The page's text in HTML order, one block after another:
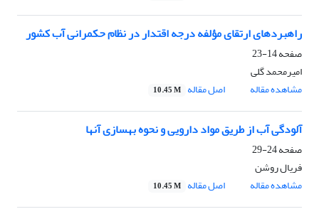
راهبردهای ارتقای مؤلفه‌ درجه اقتدار در نظام حکمرانی آب کشور
صفحه14-23
امیرمحمد گلی
مشاهده مقاله
اصل مقاله 10.45 M
آلودگی آب از طریق مواد دارویی و نحوه بهسازی آنها
صفحه24-29
فریال روشن
مشاهده مقاله
اصل مقاله 10.45 M